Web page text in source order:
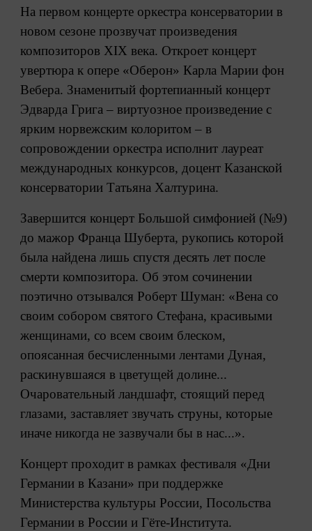
На первом концерте оркестра консерватории в
новом сезоне прозвучат произведения
композиторов XIX века. Откроет концерт
увертюра к опере «Оберон» Карла Марии фон
Вебера. Знаменитый фортепианный концерт
Эдварда Грига – виртуозное произведение с
ярким норвежским колоритом – в
сопровождении оркестра исполнит лауреат
международных конкурсов, доцент Казанской
консерватории Татьяна Халтурина.
Завершится концерт Большой симфонией (№9)
до мажор Франца Шуберта, рукопись которой
была найдена лишь спустя десять лет после
смерти композитора. Об этом сочинении
поэтично отзывался Роберт Шуман: «Вена со
своим собором святого Стефана, красивыми
женщинами, со всем своим блеском,
опоясанная бесчисленными лентами Дуная,
раскинувшаяся в цветущей долине...
Очаровательный ландшафт, стоящий перед
глазами, заставляет звучать струны, которые
иначе никогда не зазвучали бы в нас...».
Концерт проходит в рамках фестиваля «Дни
Германии в Казани» при поддержке
Министерства культуры России, Посольства
Германии в России и Гёте-Института.